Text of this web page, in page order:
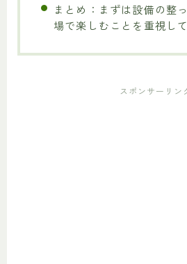
まとめ：まずは設備の整
場で楽しむことを重視して
スポンサーリン